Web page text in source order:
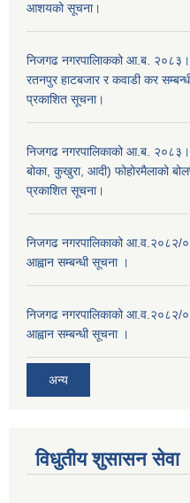
आशयको सूचना।
निजगढ नगरपालिाकको आ.ब.
रतनपुर हाटबजार र कवाडी कर
प्रकाशित सूचना।
निजगढ नगरपालिकाको आ.ब.
बोका, कुखुरा, आदी) फोहोरमैलाको
प्रकाशित सूचना।
निजगढ नगरपालिकाको आ.व.२०८२/
आह्वान सम्बन्धी सूचना ।
निजगढ नगरपालिकाको आ.व.२०८२/
आह्वान सम्बन्धी सूचना ।
अन्य
विधुतीय शुसासन सेवा